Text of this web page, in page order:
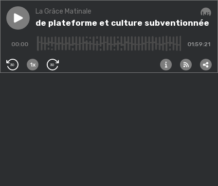
Play episodeCulture de plateforme et culture subventionnée
La Grâce Matinale
Culture de plateforme et culture subventionnée
00:00 01:59:21
30 1x 30